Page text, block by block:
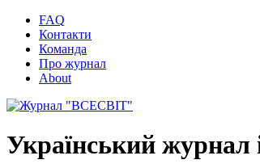
FAQ
Контакти
Команда
Про журнал
About
Український журнал